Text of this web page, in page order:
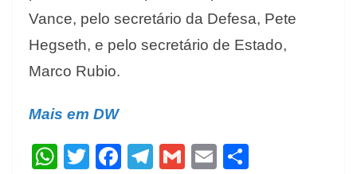
Vance, pelo secretário da Defesa, Pete
Hegseth, e pelo secretário de Estado,
Marco Rubio.
Mais em DW
W T F T G E